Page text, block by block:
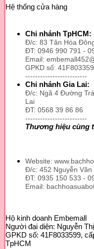
Hệ thống cửa hàng
Chi nhánh TpHCM:
Đ/c: 83 Tân Hòa
ĐT: 0946 990 791 -
Email:
GPKD số:
-------------------------
Chi nhánh Gia Lai:
Đ/c: Ngã 4 Đường
Lai
ĐT: 0568 39 86 86
-------------------------
Thương hiệu cùng
Website:
Đ/c: 452 Nguyễn
ĐT: 0935 150 533 -
Email:
Hộ kinh doanh Embemall
Người đại diện: Nguyễn
GPKD số: 41F8033599,
TpHCM